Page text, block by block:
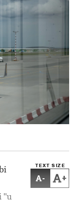
TEXT SIZE
- +
"u